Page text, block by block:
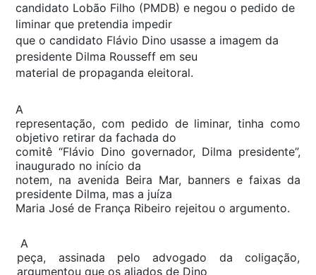
candidato Lobão Filho (PMDB) e negou o pedido de
liminar que pretendia impedir
que o candidato Flávio Dino usasse a imagem da
presidente Dilma Rousseff em seu
material de propaganda eleitoral.
A
representação, com pedido de liminar, tinha como
objetivo retirar da fachada do
comitê “Flávio Dino governador, Dilma presidente”,
inaugurado no início da
notem, na avenida Beira Mar, banners e faixas da
presidente Dilma, mas a juíza
Maria José de França Ribeiro rejeitou o argumento.
A
peça, assinada pelo advogado da coligação,
argumentou que os aliados de Dino